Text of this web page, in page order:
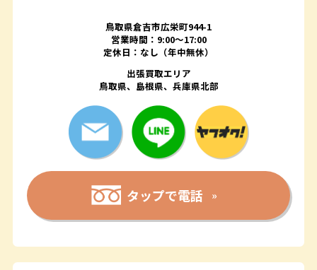
鳥取県倉吉市広栄町944-1
営業時間：9:00～17:00
定休日：なし（年中無休）
出張買取エリア
鳥取県、島根県、兵庫県北部
タップで電話